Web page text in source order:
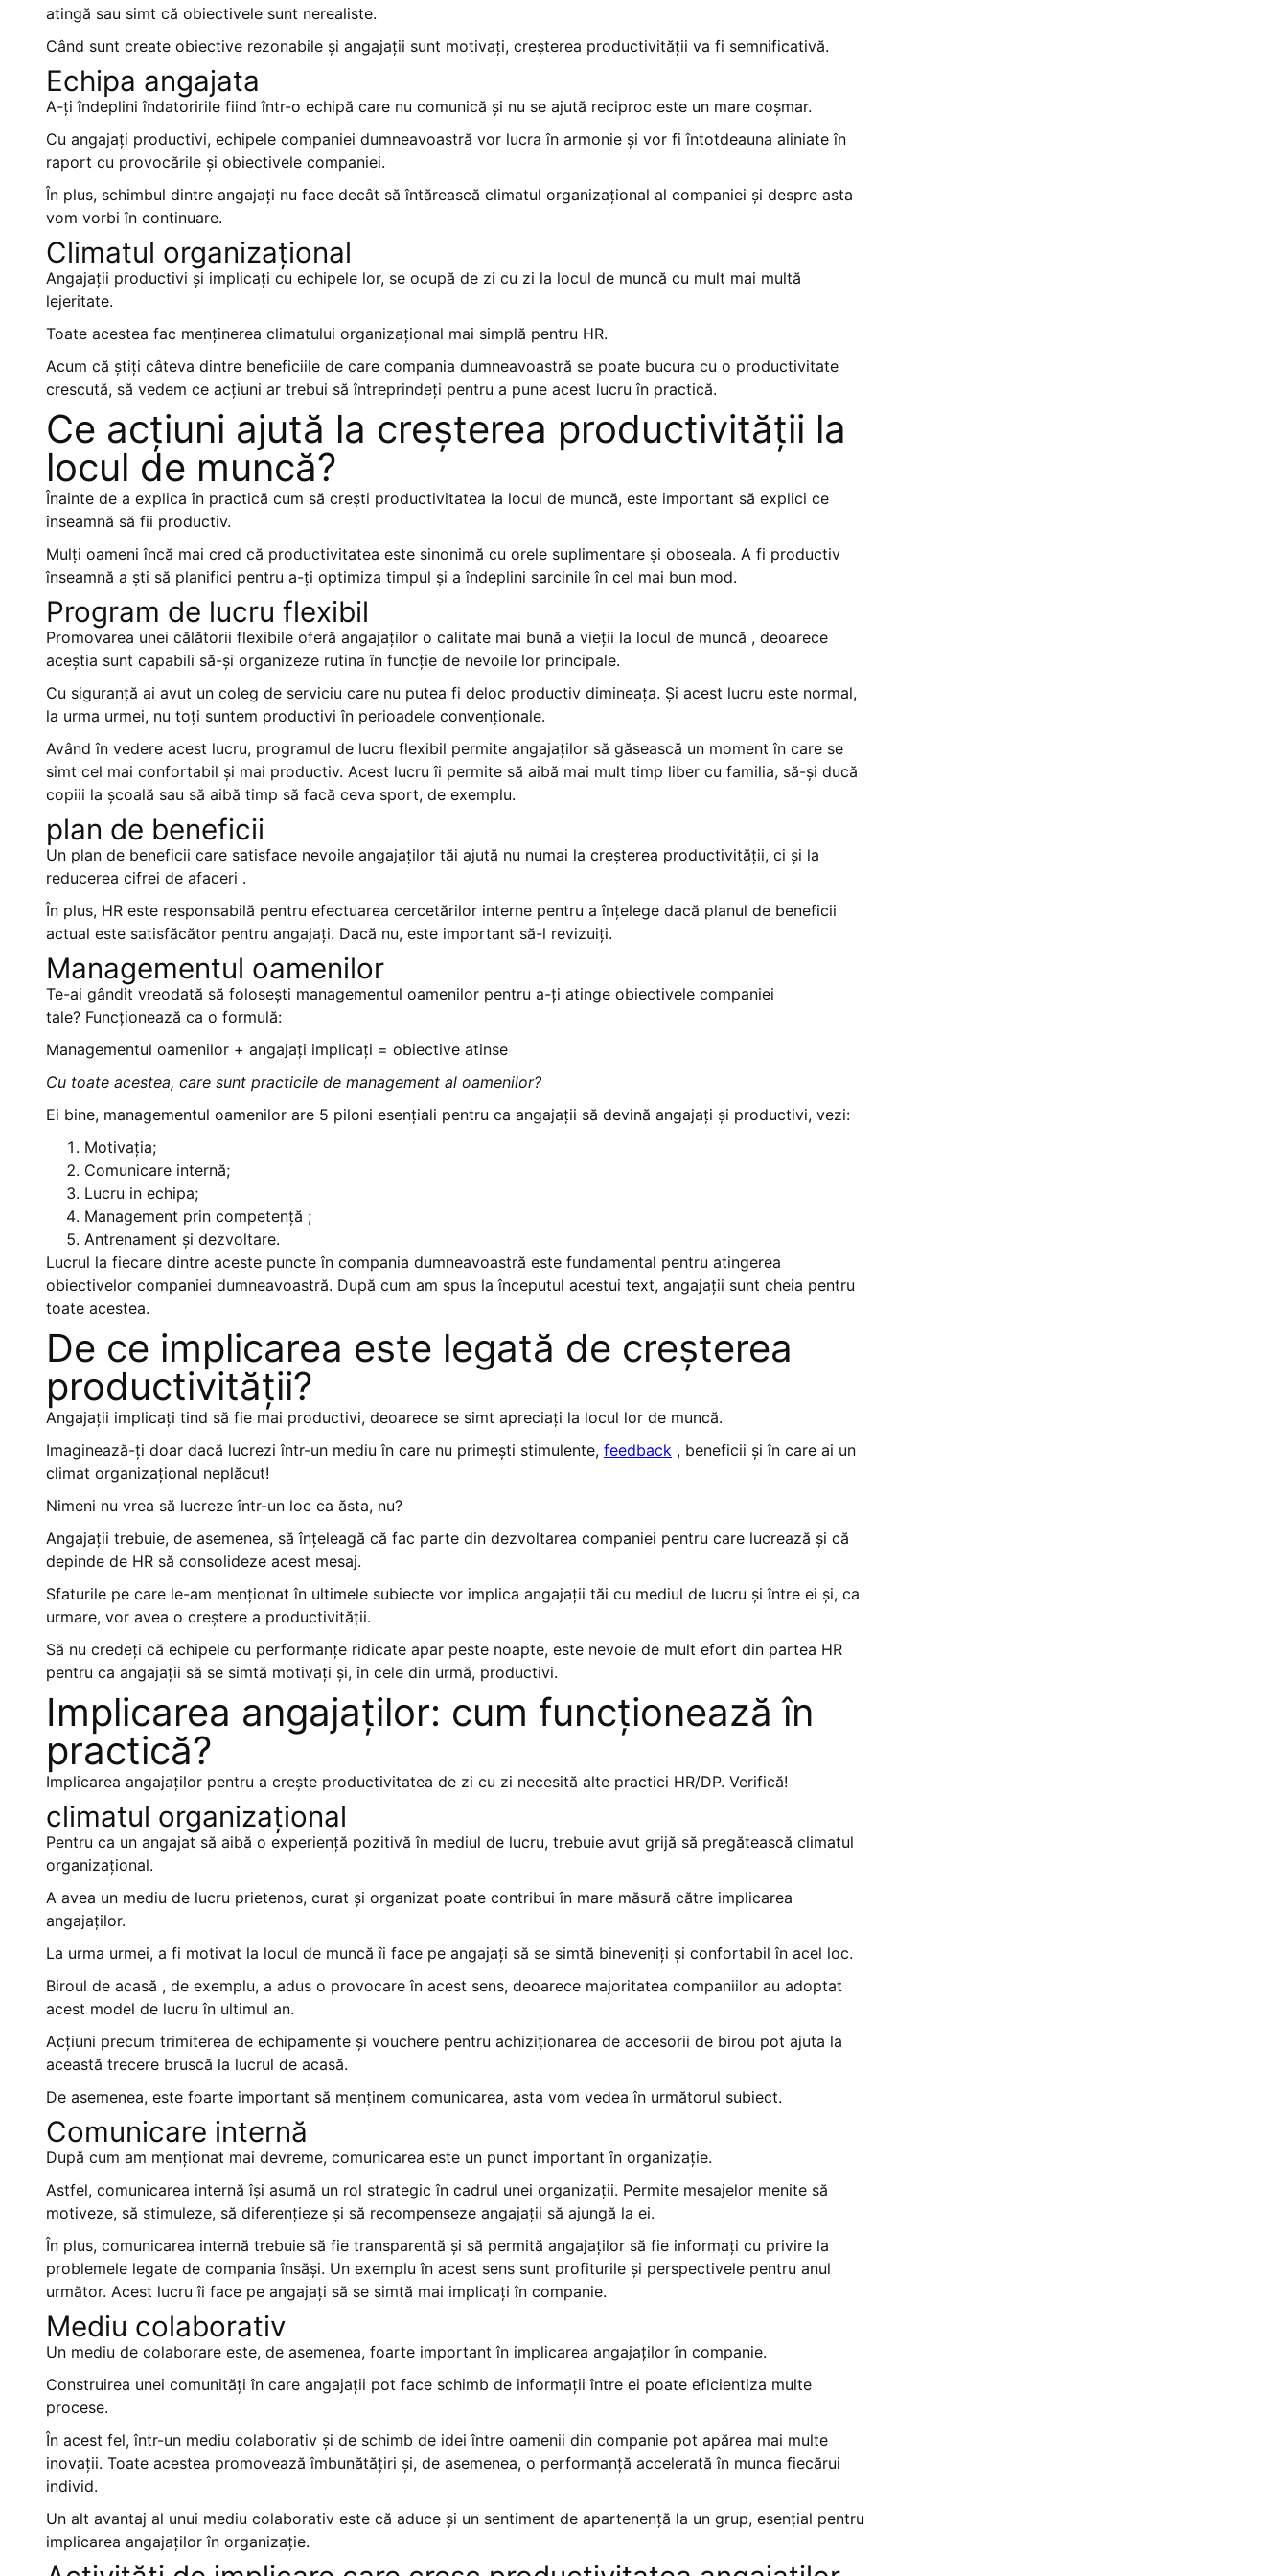
atingă sau simt că obiectivele sunt nerealiste.
Când sunt create obiective rezonabile și angajații sunt motivați, creșterea productivității va fi semnificativă.
Echipa angajata
A-ți îndeplini îndatoririle fiind într-o echipă care nu comunică și nu se ajută reciproc este un mare coșmar.
Cu angajați productivi, echipele companiei dumneavoastră vor lucra în armonie și vor fi întotdeauna aliniate în
raport cu provocările și obiectivele companiei.
În plus, schimbul dintre angajați nu face decât să întărească climatul organizațional al companiei și despre asta
vom vorbi în continuare.
Climatul organizațional
Angajații productivi și implicați cu echipele lor, se ocupă de zi cu zi la locul de muncă cu mult mai multă
lejeritate.
Toate acestea fac menținerea climatului organizațional mai simplă pentru HR.
Acum că știți câteva dintre beneficiile de care compania dumneavoastră se poate bucura cu o productivitate
crescută, să vedem ce acțiuni ar trebui să întreprindeți pentru a pune acest lucru în practică.
Ce acțiuni ajută la creșterea productivității la
locul de muncă?
Înainte de a explica în practică cum să crești productivitatea la locul de muncă, este important să explici ce
înseamnă să fii productiv.
Mulți oameni încă mai cred că productivitatea este sinonimă cu orele suplimentare și oboseala. A fi productiv
înseamnă a ști să planifici pentru a-ți optimiza timpul și a îndeplini sarcinile în cel mai bun mod.
Program de lucru flexibil
Promovarea unei călătorii flexibile oferă angajaților o calitate mai bună a vieții la locul de muncă , deoarece
aceștia sunt capabili să-și organizeze rutina în funcție de nevoile lor principale.
Cu siguranță ai avut un coleg de serviciu care nu putea fi deloc productiv dimineața. Și acest lucru este normal,
la urma urmei, nu toți suntem productivi în perioadele convenționale.
Având în vedere acest lucru, programul de lucru flexibil permite angajaților să găsească un moment în care se
simt cel mai confortabil și mai productiv. Acest lucru îi permite să aibă mai mult timp liber cu familia, să-și ducă
copiii la școală sau să aibă timp să facă ceva sport, de exemplu.
plan de beneficii
Un plan de beneficii care satisface nevoile angajaților tăi ajută nu numai la creșterea productivității, ci și la
reducerea cifrei de afaceri .
În plus, HR este responsabilă pentru efectuarea cercetărilor interne pentru a înțelege dacă planul de beneficii
actual este satisfăcător pentru angajați. Dacă nu, este important să-l revizuiți.
Managementul oamenilor
Te-ai gândit vreodată să folosești managementul oamenilor pentru a-ți atinge obiectivele companiei
tale? Funcționează ca o formulă:
Managementul oamenilor + angajați implicați = obiective atinse
Cu toate acestea, care sunt practicile de management al oamenilor?
Ei bine, managementul oamenilor are 5 piloni esențiali pentru ca angajații să devină angajați și productivi, vezi:
Motivația;
Comunicare internă;
Lucru in echipa;
Management prin competență ;
Antrenament și dezvoltare.
Lucrul la fiecare dintre aceste puncte în compania dumneavoastră este fundamental pentru atingerea
obiectivelor companiei dumneavoastră. După cum am spus la începutul acestui text, angajații sunt cheia pentru
toate acestea.
De ce implicarea este legată de creșterea
productivității?
Angajații implicați tind să fie mai productivi, deoarece se simt apreciați la locul lor de muncă.
Imaginează-ți doar dacă lucrezi într-un mediu în care nu primești stimulente, feedback , beneficii și în care ai un
climat organizațional neplăcut!
Nimeni nu vrea să lucreze într-un loc ca ăsta, nu?
Angajații trebuie, de asemenea, să înțeleagă că fac parte din dezvoltarea companiei pentru care lucrează și că
depinde de HR să consolideze acest mesaj.
Sfaturile pe care le-am menționat în ultimele subiecte vor implica angajații tăi cu mediul de lucru și între ei și, ca
urmare, vor avea o creștere a productivității.
Să nu credeți că echipele cu performanțe ridicate apar peste noapte, este nevoie de mult efort din partea HR
pentru ca angajații să se simtă motivați și, în cele din urmă, productivi.
Implicarea angajaților: cum funcționează în
practică?
Implicarea angajaților pentru a crește productivitatea de zi cu zi necesită alte practici HR/DP. Verifică!
climatul organizațional
Pentru ca un angajat să aibă o experiență pozitivă în mediul de lucru, trebuie avut grijă să pregătească climatul
organizațional.
A avea un mediu de lucru prietenos, curat și organizat poate contribui în mare măsură către implicarea
angajaților.
La urma urmei, a fi motivat la locul de muncă îi face pe angajați să se simtă bineveniți și confortabil în acel loc.
Biroul de acasă , de exemplu, a adus o provocare în acest sens, deoarece majoritatea companiilor au adoptat
acest model de lucru în ultimul an.
Acțiuni precum trimiterea de echipamente și vouchere pentru achiziționarea de accesorii de birou pot ajuta la
această trecere bruscă la lucrul de acasă.
De asemenea, este foarte important să menținem comunicarea, asta vom vedea în următorul subiect.
Comunicare internă
După cum am menționat mai devreme, comunicarea este un punct important în organizație.
Astfel, comunicarea internă își asumă un rol strategic în cadrul unei organizații. Permite mesajelor menite să
motiveze, să stimuleze, să diferențieze și să recompenseze angajații să ajungă la ei.
În plus, comunicarea internă trebuie să fie transparentă și să permită angajaților să fie informați cu privire la
problemele legate de compania însăși. Un exemplu în acest sens sunt profiturile și perspectivele pentru anul
următor. Acest lucru îi face pe angajați să se simtă mai implicați în companie.
Mediu colaborativ
Un mediu de colaborare este, de asemenea, foarte important în implicarea angajaților în companie.
Construirea unei comunități în care angajații pot face schimb de informații între ei poate eficientiza multe
procese.
În acest fel, într-un mediu colaborativ și de schimb de idei între oamenii din companie pot apărea mai multe
inovații. Toate acestea promovează îmbunătățiri și, de asemenea, o performanță accelerată în munca fiecărui
individ.
Un alt avantaj al unui mediu colaborativ este că aduce și un sentiment de apartenență la un grup, esențial pentru
implicarea angajaților în organizație.